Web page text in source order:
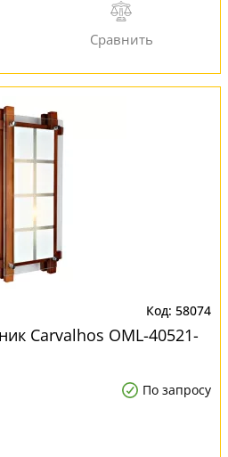
58074
Carvalhos OML-40521-
По запросу